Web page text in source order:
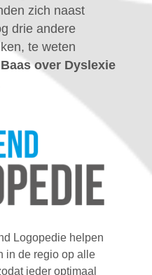
zich naast
drie andere
te weten
Baas over Dyslexie
Logopedie helpen
in de regio op alle
ieder optimaal